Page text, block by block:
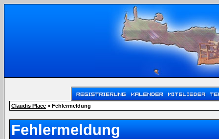
Claudis Place » Fehlermeldung
Fehlermeldung